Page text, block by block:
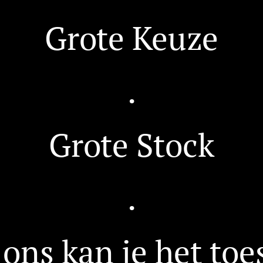
Grote Keuze
.
Grote Stock
.
kan je het